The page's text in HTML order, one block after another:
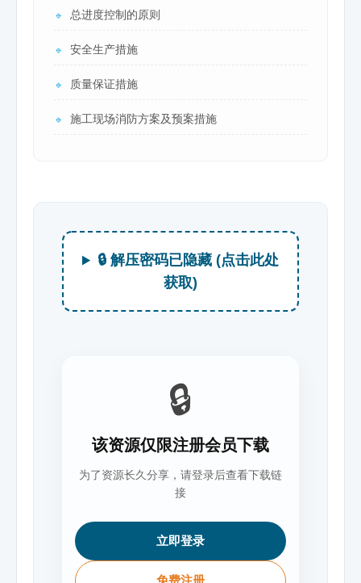
🔹 总进度控制的原则
🔹 安全生产措施
🔹 质量保证措施
🔹 施工现场消防方案及预案措施
🔒 解压密码已隐藏 (点击此处
获取)
🔒
该资源仅限注册会员下载
为了资源长久分享，请登录后查看下载链
接
立即登录